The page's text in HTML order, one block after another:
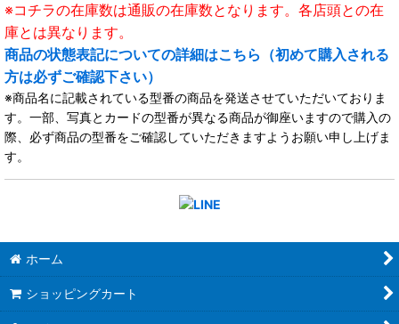
※コチラの在庫数は通販の在庫数となります。各店頭との在
庫とは異なります。
商品の状態表記についての詳細はこちら（初めて購入される
方は必ずご確認下さい）
※商品名に記載されている型番の商品を発送させていただいておりま
す。一部、写真とカードの型番が異なる商品が御座いますので購入の
際、必ず商品の型番をご確認していただきますようお願い申し上げま
す。
ホーム
ショッピングカート